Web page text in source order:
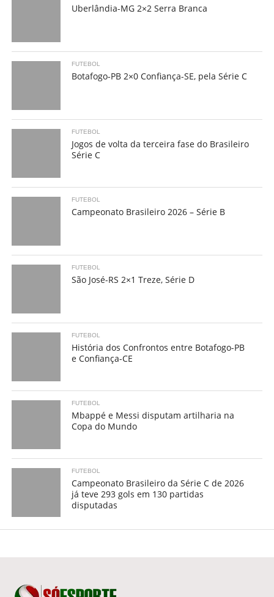
Uberlândia-MG 2×2 Serra Branca
FUTEBOL
Botafogo-PB 2×0 Confiança-SE, pela Série C
FUTEBOL
Jogos de volta da terceira fase do Brasileiro
Série C
FUTEBOL
Campeonato Brasileiro 2026 – Série B
FUTEBOL
São José-RS 2×1 Treze, Série D
FUTEBOL
História dos Confrontos entre Botafogo-PB
e Confiança-CE
FUTEBOL
Mbappé e Messi disputam artilharia na
Copa do Mundo
FUTEBOL
Campeonato Brasileiro da Série C de 2026
já teve 293 gols em 130 partidas
disputadas